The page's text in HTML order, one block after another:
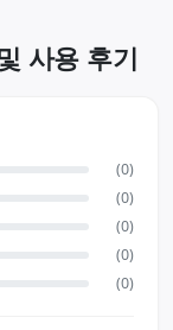
사용 후기
(0)
(0)
(0)
(0)
(0)